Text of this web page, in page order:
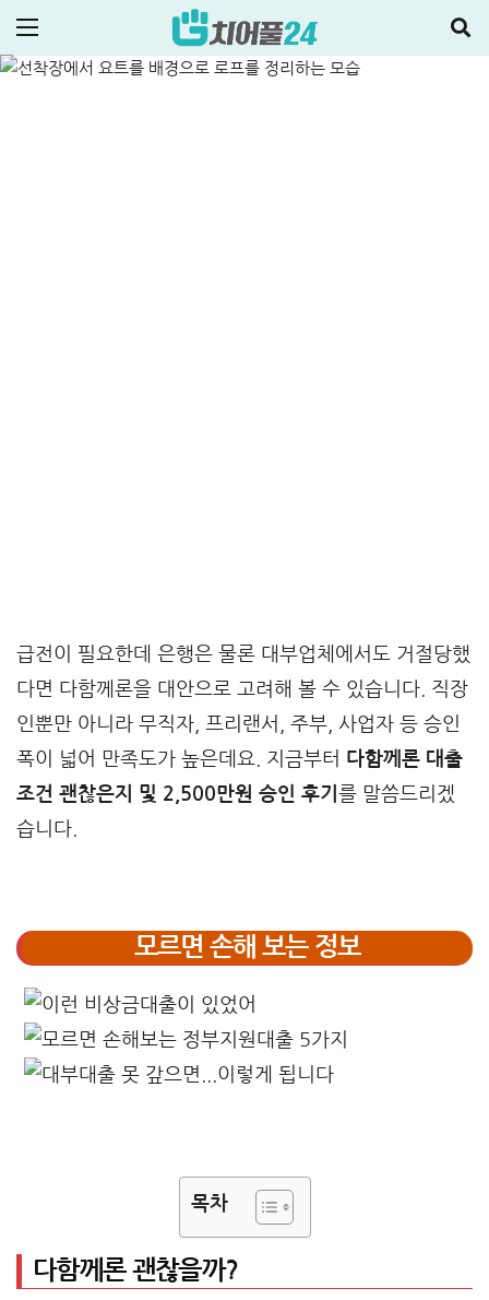
저신용자대출
급전이 필요한데 은행은 물론 대부업체에서도 거절당했
다면 다함께론을 대안으로 고려해 볼 수 있습니다. 직장
인뿐만 아니라 무직자, 프리랜서, 주부, 사업자 등 승인
폭이 넓어 만족도가 높은데요. 지금부터 다함께론 대출
조건 괜찮은지 및 2,500만원 승인 후기 를 말씀드리겠
습니다.
모르면 손해 보는 정보
목차
다함께론 괜찮을까?